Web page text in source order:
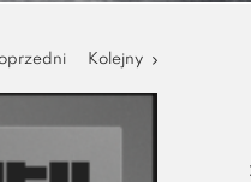
Kolejny